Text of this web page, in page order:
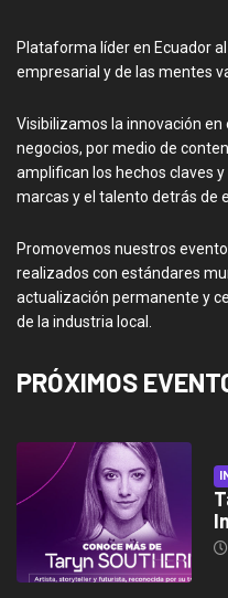
Plataforma líder en Ecuador
empresarial y de las mentes
Visibilizamos la innovación
negocios, por medio de
amplifican los hechos claves
marcas y el talento detrás de
Promovemos nuestros
realizados con estándares
actualización permanente y
de la industria local.
PRÓXIMOS